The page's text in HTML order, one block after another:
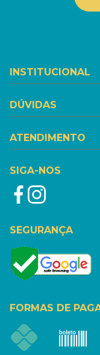
INSTITUCIONAL
DÚVIDAS
ATENDIMENTO
SIGA-NOS
SEGURANÇA
FORMAS DE